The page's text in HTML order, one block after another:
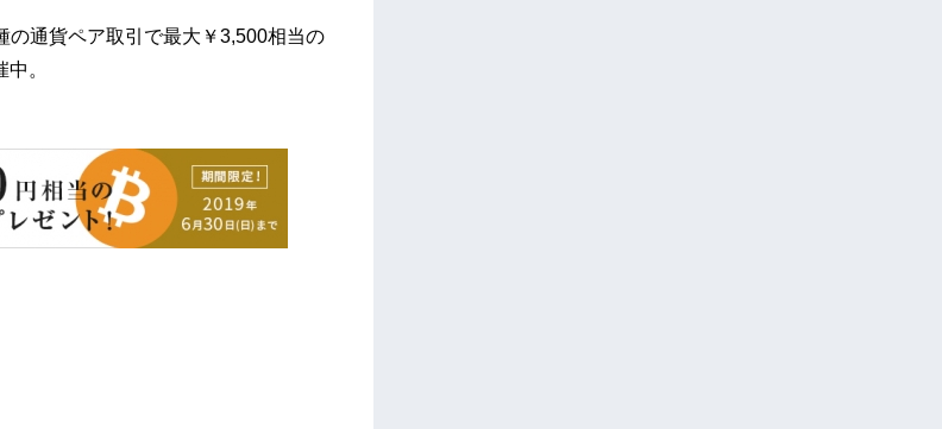
の通貨ペア取引で最大￥3,500相当の
。